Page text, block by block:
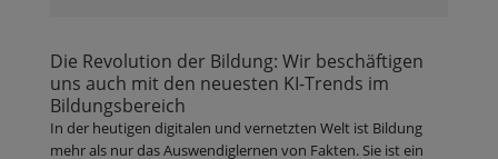
Die Revolution der Bildung: Wir beschäftigen
uns auch mit den neuesten KI-Trends im
Bildungsbereich
In der heutigen digitalen und vernetzten Welt ist Bildung
mehr als nur das Auswendiglernen von Fakten. Sie ist ein